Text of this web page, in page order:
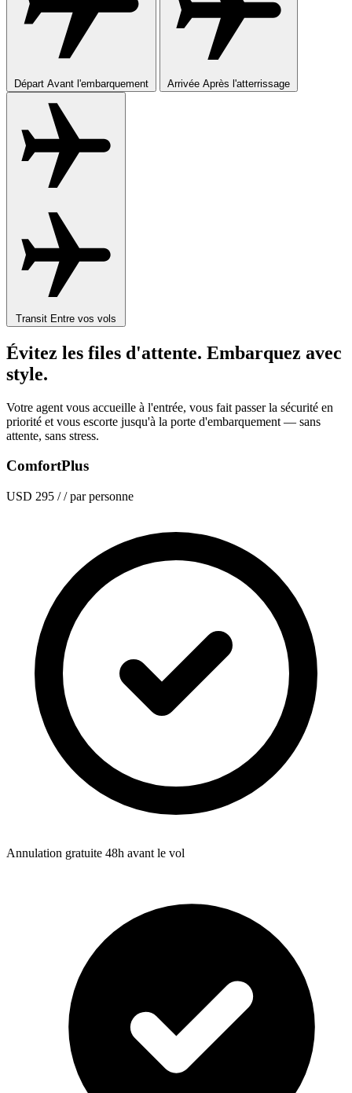
Départ Avant l'embarquement Arrivée Après l'atterrissage
Transit Entre vos vols
Évitez les files d'attente. Embarquez avec
style.
Votre agent vous accueille à l'entrée, vous fait passer la sécurité en
priorité et vous escorte jusqu'à la porte d'embarquement — sans
attente, sans stress.
ComfortPlus
USD 295 / / par personne
Annulation gratuite 48h avant le vol